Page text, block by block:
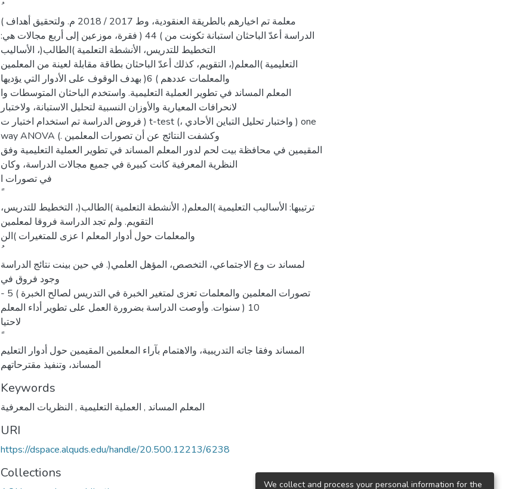
( معلمة تم اخيارهم بالطريقة العنقودية، وط 2017 / 2018 م. ولتحقيق أهداف
الدراسة أعدّ الباحثان استبانة تكونت من ) 44 ( فقرة، موزعين إلى أربع مجالات هي:
التخطيط للتدريس، الأنشطة التعلمية )الطالب(، الأساليب
التعليمية )المعلم(، التقويم، كذلك أعدّ الباحثان بطاقة مقابلة لعينة من المعلمين
والمعلمات عددهم ) 6( بهدف الوقوف على الأدوار التي يؤديها
المعلم المساند في تطوير العملية التعليمية. واستخدم الباحثان المتوسطات وا
لانحرافات المعيارية والأوزان النسبية لتحليل الاستبانة، ولاختبار
فروض الدراسة تم استخدام اختبار ت ) t-test (، واختبار تحليل التباين الأحادي ) one
way ANOVA (. وكشفت النتائج عن أن تصورات المعلمين
المقيمين في محافظة بيت لحم لدور المعلم المساند في تطوير العملية التعليمية وفق
النظرية المعرفية كانت كبيرة في جميع مجالات الدراسة، وكان
في تصورات ا
ترتيبها: الأساليب التعليمية )المعلم(، الأنشطة التعلمية )الطالب(، التخطيط للتدريس،
التقويم. ولم تجد الدراسة فروقا لمعلمين
والمعلمات حول أدوار المعلم ا عزى للمتغيرات )الن
لمساند ت وع الاجتماعي، التخصص، المؤهل العلمي(. في حين بينت نتائج الدراسة
وجود فروق في
تصورات المعلمين والمعلمات تعزى لمتغير الخبرة في التدريس لصالح الخبرة ) 5 -
10 ( سنوات. وأوصت الدراسة بضرورة العمل على تطوير أداء المعلم
لاحتيا
المساند وفقا جاته التدريبية، والاهتمام بآراء المعلمين المقيمين حول أدوار التعليم
المساند، وتنفيذ مقترحاتهم
Keywords
المعلم المساند , العملية التعليمية , النظريات المعرفية
URI
https://dspace.alquds.edu/handle/20.500.12213/6238
Collections
We collect and process your personal information for the